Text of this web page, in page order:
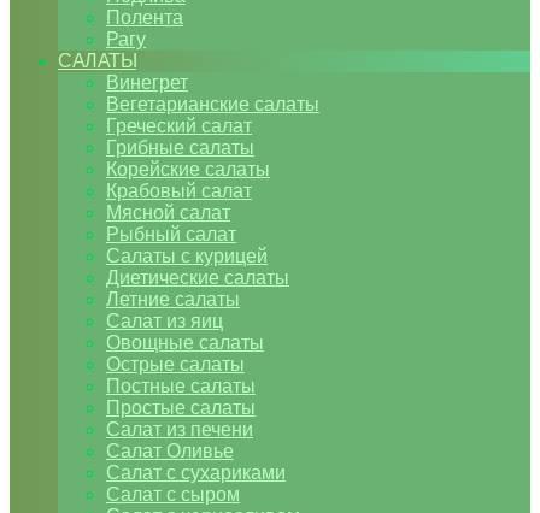
Полента
Рагу
САЛАТЫ
Винегрет
Вегетарианские салаты
Греческий салат
Грибные салаты
Корейские салаты
Крабовый салат
Мясной салат
Рыбный салат
Салаты с курицей
Диетические салаты
Летние салаты
Салат из яиц
Овощные салаты
Острые салаты
Постные салаты
Простые салаты
Салат из печени
Салат Оливье
Салат с сухариками
Салат с сыром